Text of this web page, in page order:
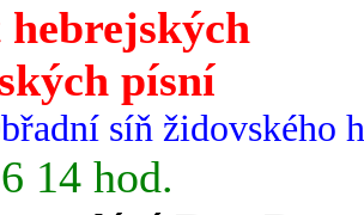
písní
síň židovského
14 hod.